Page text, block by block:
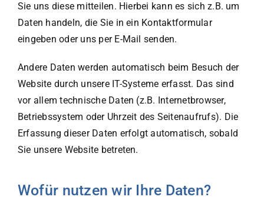
Sie uns diese mitteilen. Hierbei kann es sich z.B. um
Daten handeln, die Sie in ein Kontaktformular
eingeben oder uns per E-Mail senden.
Andere Daten werden automatisch beim Besuch der
Website durch unsere IT-Systeme erfasst. Das sind
vor allem technische Daten (z.B. Internetbrowser,
Betriebssystem oder Uhrzeit des Seitenaufrufs). Die
Erfassung dieser Daten erfolgt automatisch, sobald
Sie unsere Website betreten.
Wofür nutzen wir Ihre Daten?